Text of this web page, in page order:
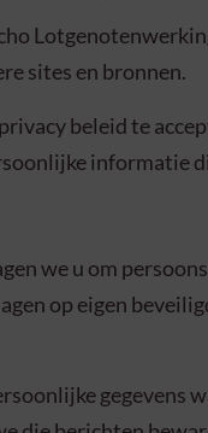
sites en bronnen.
beleid te
we u om
op eigen
gegevens